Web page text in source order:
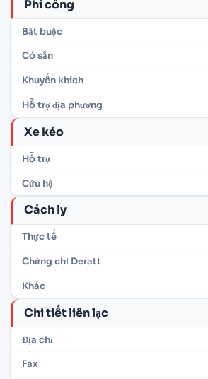
Phi công
Bắt buộc
Có sẵn
Khuyến khích
Hỗ trợ địa phương
Xe kéo
Hỗ trợ
Cứu hộ
Cách ly
Thực tế
Chứng chỉ Deratt
Khác
Chi tiết liên lạc
Địa chỉ
Fax